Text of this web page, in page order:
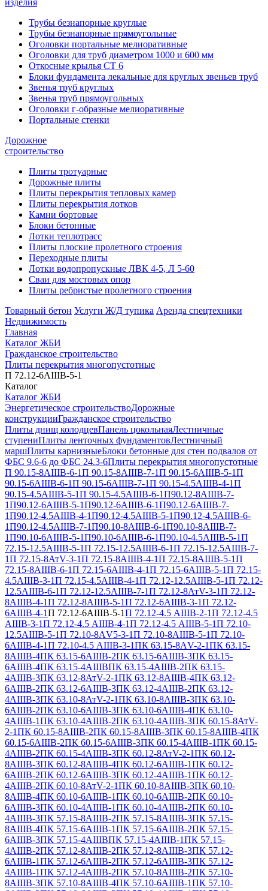
изделия
Трубы безнапорные круглые
Трубы безнапорные прямоугольные
Оголовки портальные мелиоративные
Оголовки для труб диаметром 1000 и 600 мм
Откосные крылья СТ 6
Блоки фундамента лекальные для круглых звеньев труб
Звенья труб круглых
Звенья труб прямоугольных
Оголовки г-образные мелиоративные
Портальные стенки
Дорожное
строительство
Плиты тротуарные
Дорожные плиты
Плиты перекрытия тепловых камер
Плиты перекрытия лотков
Камни бортовые
Блоки бетонные
Лотки теплотрасс
Плиты плоские пролетного строения
Переходные плиты
Лотки водопропускные ЛВК 4-5, Л 5-60
Сваи для мостовых опор
Плиты ребристые пролетного строения
Товарный бетон Услуги Ж/Д тупика Аренда спецтехники
Недвижимость
Главная
Каталог ЖБИ
Гражданское строительство
Плиты перекрытия многопустотные
П 72.12-6АIIIВ-5-1
Каталог
Каталог ЖБИ
Энергетическое строительствоДорожные
конструкцииГражданское строительство
Плиты днищ колодцевПанель цокольнаяЛестничные
ступениПлиты ленточных фундаментовЛестничный
маршПлиты карнизныеБлоки бетонные для стен подвалов от
ФБС 9.6-6 до ФБС 24.3-6Плиты перекрытия многопустотные
П 90.15-8АIIIВ-6-1П 90.15-8АIIIВ-7-1П 90.15-6АIIIВ-5-1П
90.15-6АIIIВ-6-1П 90.15-6АIIIВ-7-1П 90.15-4.5АIIIВ-4-1П
90.15-4.5АIIIВ-5-1П 90.15-4.5АIIIВ-6-1П90.12-8АIIIВ-7-
1П90.12-6АIIIВ-5-1П90.12-6АIIIВ-6-1П90.12-6АIIIВ-7-
1П90.12-4.5АIIIВ-4-1П90.12-4.5АIIIВ-5-1П90.12-4.5АIIIВ-6-
1П90.12-4.5АIIIВ-7-1П90.10-8АIIIВ-6-1П90.10-8АIIIВ-7-
1П90.10-6АIIIВ-5-1П90.10-6АIIIВ-6-1П90.10-4.5АIIIВ-5-1П
72.15-12.5АIIIВ-5-1П 72.15-12.5АIIIВ-6-1П 72.15-12.5АIIIВ-7-
1П 72.15-8АтV-3-1П 72.15-8АIIIВ-4-1П 72.15-8АIIIВ-5-1П
72.15-8АIIIВ-6-1П 72.15-6АIIIВ-4-1П 72.15-6АIIIВ-5-1П 72.15-
4.5АIIIВ-3-1П 72.15-4.5АIIIВ-4-1П 72.12-12.5АIIIВ-5-1П 72.12-
12.5АIIIВ-6-1П 72.12-12.5АIIIВ-7-1П 72.12-8АтV-3-1П 72.12-
8АIIIВ-4-1П 72.12-8АIIIВ-5-1П 72.12-6АIIIВ-3-1П 72.12-
6АIIIВ-4-1П 72.12-6АIIIВ-5-1П 72.12-4.5 АIIIВ-2-1П 72.12-4.5
АIIIВ-3-1П 72.12-4.5 АIIIВ-4-1П 72.12-4.5 АIIIВ-5-1П 72.10-
12.5АIIIВ-5-1П 72.10-8АV5-3-1П 72.10-8АIIIВ-5-1П 72.10-
6АIIIВ-4-1П 72.10-4.5 АIIIВ-3-1ПК 63.15-8АV-2-1ПК 63.15-
8АIIIВ-4ПК 63.15-6АIIIВ-2ПК 63.15-6АIIIВ-3ПК 63.15-
6АIIIВ-4ПК 63.15-4АIIIВПК 63.15-4АIIIВ-2ПК 63.15-
4АIIIВ-3ПК 63.12-8АтV-2-1ПК 63.12-8АIIIВ-4ПК 63.12-
6АIIIВ-2ПК 63.12-6АIIIВ-3ПК 63.12-4АIIIВ-2ПК 63.12-
4АIIIВ-3ПК 63.10-8АтV-2-1ПК 63.10-8АIIIВ-3ПК 63.10-
6АIIIВ-2ПК 63.10-6АIIIВ-3ПК 63.10-6АIIIВ-4ПК 63.10-
4АIIIВ-1ПК 63.10-4АIIIВ-2ПК 63.10-4АIIIВ-3ПК 60.15-8АтV-
2-1ПК 60.15-8АIIIВ-2ПК 60.15-8АIIIВ-3ПК 60.15-8АIIIВ-4ПК
60.15-6АIIIВ-2ПК 60.15-6АIIIВ-3ПК 60.15-4АIIIВ-1ПК 60.15-
4АIIIВ-2ПК 60.15-4АIIIВ-3ПК 60.12-8АтV-2-1ПК 60.12-
8АIIIВ-3ПК 60.12-8АIIIВ-4ПК 60.12-6АIIIВ-1ПК 60.12-
6АIIIВ-2ПК 60.12-6АIIIВ-3ПК 60.12-4АIIIВ-1ПК 60.12-
4АIIIВ-2ПК 60.10-8АтV-2-1ПК 60.10-8АIIIВ-3ПК 60.10-
8АIIIВ-4ПК 60.10-6АIIIВ-1ПК 60.10-6АIIIВ-2ПК 60.10-
6АIIIВ-3ПК 60.10-4АIIIВ-1ПК 60.10-4АIIIВ-2ПК 60.10-
4АIIIВ-3ПК 57.15-8АIIIВ-2ПК 57.15-8АIIIВ-3ПК 57.15-
8АIIIВ-4ПК 57.15-6АIIIВ-1ПК 57.15-6АIIIВ-2ПК 57.15-
6АIIIВ-3ПК 57.15-4АIIIВПК 57.15-4АIIIВ-1ПК 57.15-
4АIIIВ-2ПК 57.12-8АIIIВ-2ПК 57.12-8АIIIВ-3ПК 57.12-
6АIIIВ-1ПК 57.12-6АIIIВ-2ПК 57.12-6АIIIВ-3ПК 57.12-
4АIIIВ-1ПК 57.12-4АIIIВ-2ПК 57.10-8АIIIВ-2ПК 57.10-
8АIIIВ-3ПК 57.10-8АIIIВ-4ПК 57.10-6АIIIВ-1ПК 57.10-